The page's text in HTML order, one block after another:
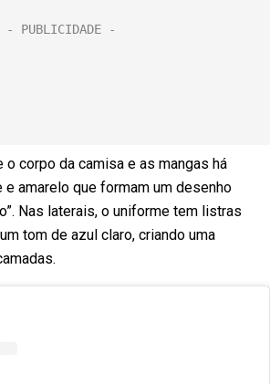
corpo da camisa e as mangas há
amarelo que formam um desenho
Nas laterais, o uniforme tem listras
tom de azul claro, criando uma